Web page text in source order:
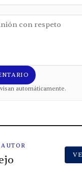
automáticamente.